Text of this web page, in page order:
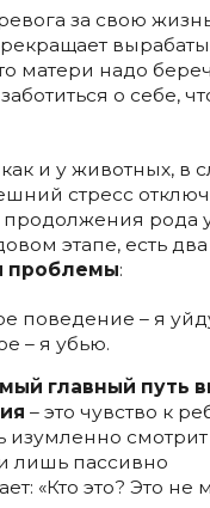
за свою
матери надо
о себе,
и у животных, в
стресс
продолжения рода
этапе, есть два
проблемы:
поведение – я
– я убью.
главный путь
– это чувство к
изумленно
лишь пассивно
«Кто это? Это не